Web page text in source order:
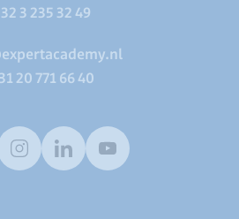
3 235 32 49
20 771 66 40
InstagramLinkedInYoutube